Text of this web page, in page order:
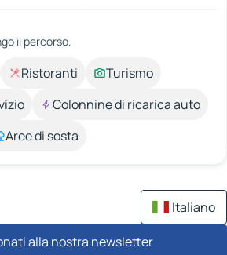
il percorso.
Ristoranti
Turismo
Colonnine di ricarica auto
Aree di sosta
Italiano
alla nostra newsletter